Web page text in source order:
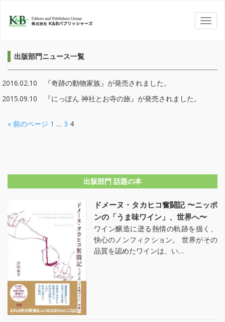
出版部門ニュース一覧
2016.02.10 『奇跡の動物家族』が発売されました。
2015.09.10 『にっぽん 神社とお寺の旅』が発売されました。
« 前のページ 1 … 3 4
出版部門 話題の本
ドメーヌ・タカヒコ奮闘記 〜ニッポ
ンの「うま味ワイン」、世界へ〜
ワイン醸造に迸る熱情の軌跡を描く、
快心のノンフィクション。 世界がその
品質を認めたワインは、い…